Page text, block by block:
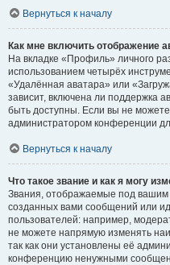
Вернуться к началу
Как мне включить отображение
На вкладке «Профиль» личного
использованием четырёх
«Удалённая аватара» или
зависит, включена ли поддержка
быть доступны. Если вы не
администратором конференции
Вернуться к началу
Что такое звание и как я могу
Звания, отображаемые под
созданных вами сообщений или
пользователей: например,
не можете напрямую изменять
так как они установлены её
конференцию ненужными